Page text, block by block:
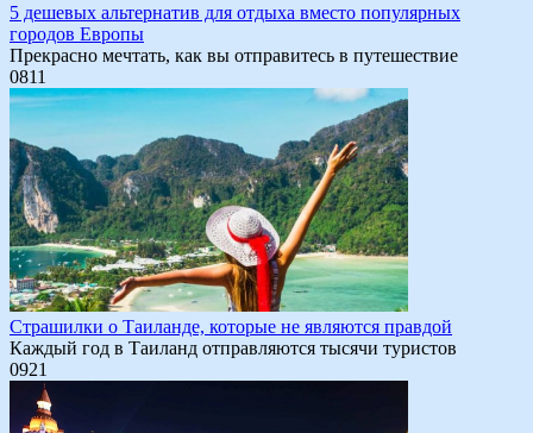
5 дешевых альтернатив для отдыха вместо популярных
городов Европы
Прекрасно мечтать, как вы отправитесь в путешествие
0811
Страшилки о Таиланде, которые не являются правдой
Каждый год в Таиланд отправляются тысячи туристов
0921